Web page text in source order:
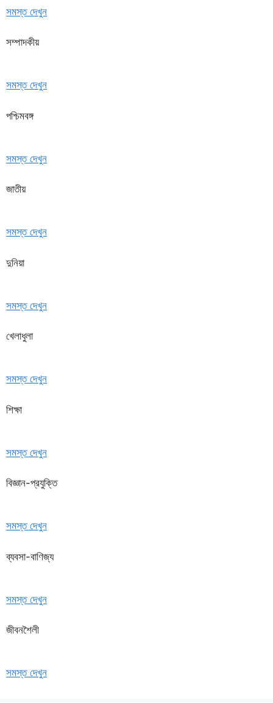
সমস্ত দেখুন
সম্পাদকীয়
সমস্ত দেখুন
পশ্চিমবঙ্গ
সমস্ত দেখুন
জাতীয়
সমস্ত দেখুন
দুনিয়া
সমস্ত দেখুন
খেলাধুলা
সমস্ত দেখুন
শিক্ষা
সমস্ত দেখুন
বিজ্ঞান-প্রযুক্তি
সমস্ত দেখুন
ব্যবসা-বাণিজ্য
সমস্ত দেখুন
জীবনশৈলী
সমস্ত দেখুন